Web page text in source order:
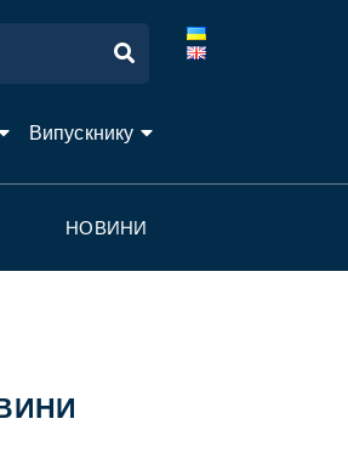
Випускнику
НОВИНИ